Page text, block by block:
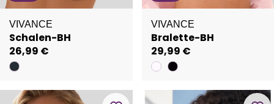
VIVANCE
Schalen-BH
26,99 €
VIVANCE
Bralette-BH
29,99 €